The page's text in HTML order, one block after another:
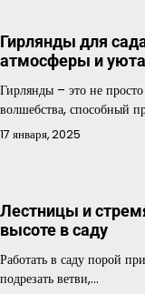
Гирлянды для
атмосферы и
Гирлянды – это не
волшебства, способный
17 января, 2025
Лестницы и
высоте в саду
Работать в саду порой
подрезать ветви,…